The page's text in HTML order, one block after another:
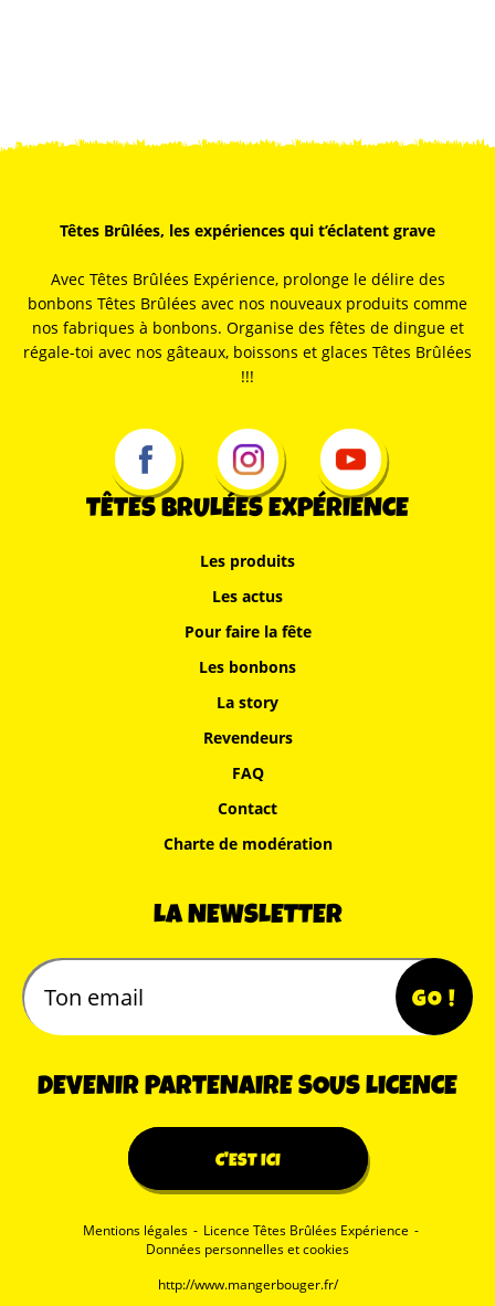
Têtes Brûlées, les expériences qui t’éclatent grave
Avec Têtes Brûlées Expérience, prolonge le délire des
bonbons Têtes Brûlées avec nos nouveaux produits comme
nos fabriques à bonbons. Organise des fêtes de dingue et
régale-toi avec nos gâteaux, boissons et glaces Têtes Brûlées
!!!
TÊTES BRULÉES EXPÉRIENCE
Les produits
Les actus
Pour faire la fête
Les bonbons
La story
Revendeurs
FAQ
Contact
Charte de modération
LA NEWSLETTER
DEVENIR PARTENAIRE SOUS LICENCE
C'EST ICI
Mentions légales - Licence Têtes Brûlées Expérience -
Données personnelles et cookies
http://www.mangerbouger.fr/